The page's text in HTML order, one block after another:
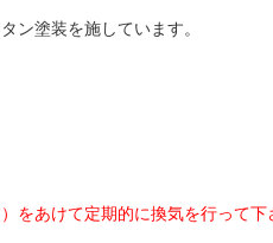
ン塗装を施しています。
をあけて定期的に換気を行って